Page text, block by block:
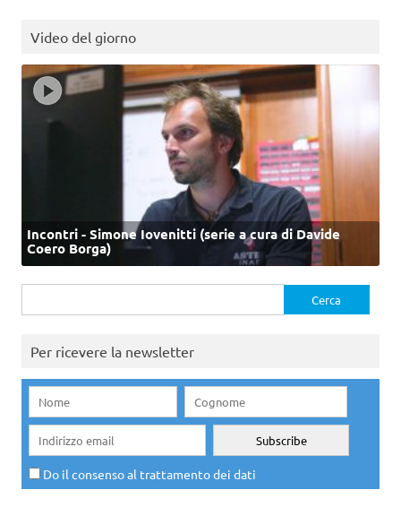
Video del giorno
Incontri - Simone Iovenitti (serie a cura di Davide
Coero Borga)
per:
Per ricevere la newsletter
Do il consenso al trattamento dei dati